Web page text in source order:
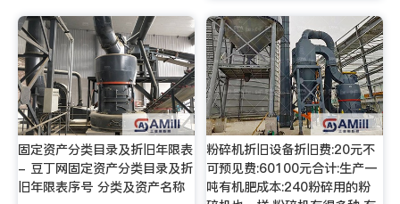
固定资产分类目录及折旧年限表
- 豆丁网固定资产分类目录及折
旧年限表序号 分类及资产名称
粉碎机折旧设备折旧费:20元不
可预见费:60100元合计:生产一
吨有机肥成本:240粉碎用的粉